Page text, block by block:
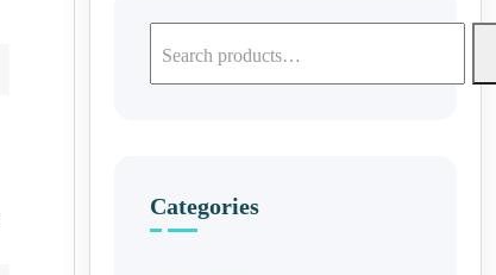
Categories